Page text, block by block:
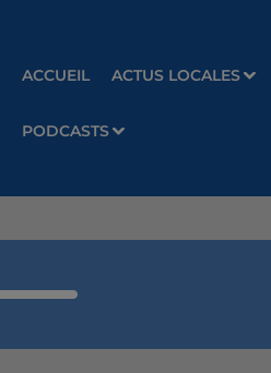
ACCUEIL ACTUS LOCALES
PODCASTS